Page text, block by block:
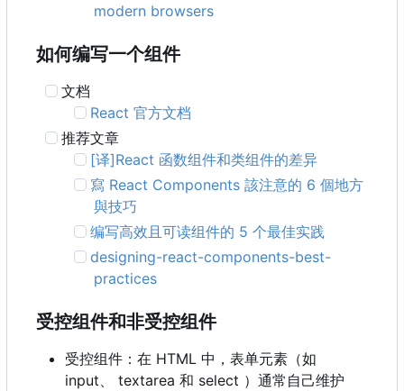
modern browsers
如何编写一个组件
文档
React 官方文档
推荐文章
[译]React 函数组件和类组件的差异
寫 React Components 該注意的 6 個地方
與技巧
编写高效且可读组件的 5 个最佳实践
designing-react-components-best-
practices
受控组件和非受控组件
受控组件：在 HTML 中，表单元素（如
input、 textarea 和 select ）通常自己维护